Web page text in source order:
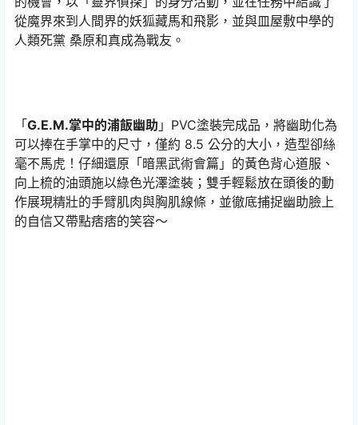
從魔界來到人間界的妖狐藏馬和飛影，並與皿屋敷中學的
人類死黨 桑原和真成為戰友。
「G.E.M.掌中的浦飯幽助 」PVC塗裝完成品，將幽助化為
可以捧在手掌中的尺寸，僅約 8.5 公分的大小，造型卻絲
毫不馬虎！仔細還原「暗黑武術會篇」的黃色背心道服、
向上梳的油頭施以綠色光澤塗裝；雙手輕鬆放在頭後的動
作展現精壯的手臂肌肉與胸肌線條，並徹底捕捉幽助臉上
的自信又帶點痞痞的笑容～